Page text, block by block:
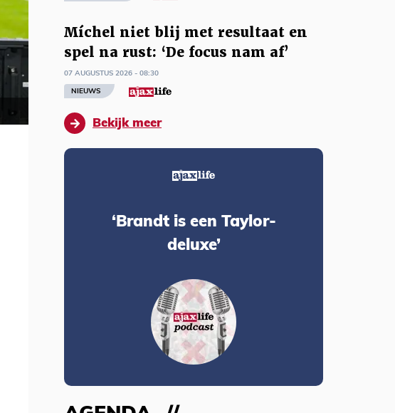
Míchel niet blij met resultaat en
spel na rust: ‘De focus nam af’
07 AUGUSTUS 2026 - 08:30
NIEUWS
Bekijk meer
‘Brandt is een Taylor-
deluxe’